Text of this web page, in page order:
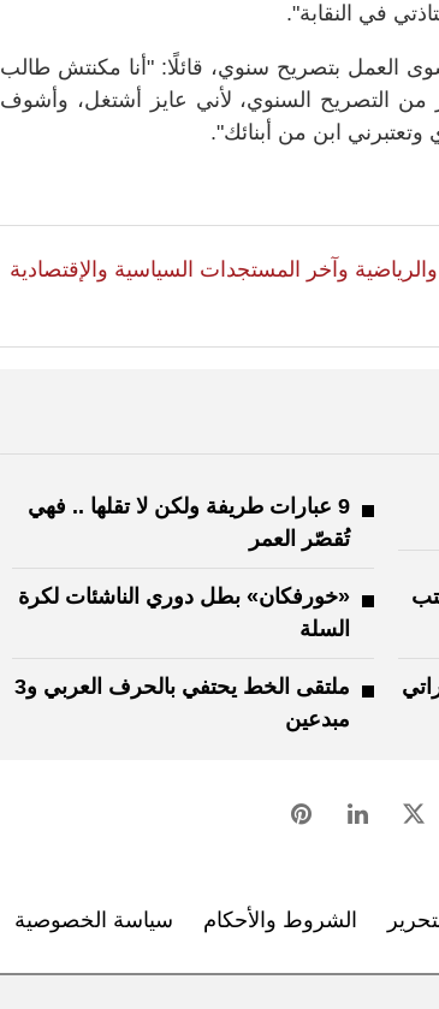
في النقابة".
العمل بتصريح سنوي، قائلًا: "أنا مكنتش طالب
التصريح السنوي، لأني عايز أشتغل، وأشوف
ابن من أبنائك".
والرياضية وآخر المستجدات السياسية والإقتصادية
9 عبارات طريفة ولكن لا تقلها .. فهي
تُقصّر العمر
«خورفكان» بطل دوري الناشئات لكرة
السلة
ملتقى الخط يحتفي بالحرف العربي و3
مبدعين
الشروط والأحكام سياسة الخصوصية